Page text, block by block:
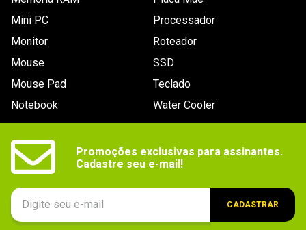
Mini PC
Monitor
Mouse
Mouse Pad
Notebook
Processador
Roteador
SSD
Teclado
Water Cooler
Promoções exclusivas para assinantes.
Cadastre seu e-mail!
CADASTRAR